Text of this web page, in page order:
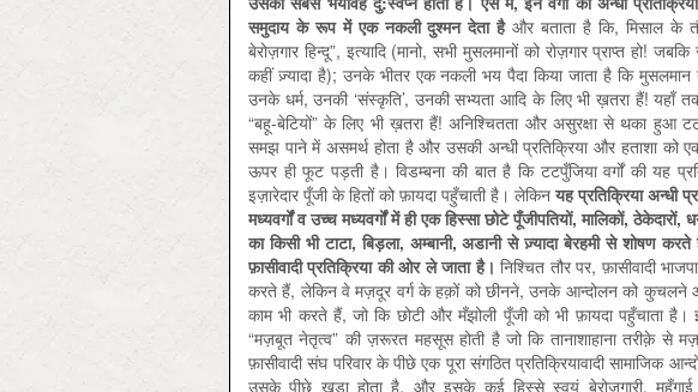
समुदाय के रूप में एक नकली दुश्मन देता हैऔर बताता है कि, मिसाल के
बेरोज़गार हिन्दू”, इत्यादि (मानो, सभी मुसलमानों को रोज़गार प्राप्त हो!
कहीं ज़्यादा है); उनके भीतर एक नकली भय पैदा किया जाता है कि
उनके धर्म, उनकी ‘संस्कृति’, उनकी सभ्यता आदि के लिए भी ख़तरा हैं! यहाँ
“बहू-बेटियों” के लिए भी ख़तरा हैं! अनिश्चितता और असुरक्षा से थका हुआ
समझ पाने में असमर्थ होता है और उसकी अन्धी प्रतिक्रिया और हताशा को
ऊपर ही फूट पड़ती है। विडम्बना की बात है कि टटपुँजिया वर्गों की यह
इज़ारेदार पूँजी के हितों को फ़ायदा पहुँचाती है। लेकिनयह प्रतिक्रिया अन्धी
मध्यवर्गों व उच्च मध्यवर्गों में ही एक हिस्सा छोटे पूँजीपतियों, मालिकों,
का किसी भी टाटा, बिड़ला, अम्बानी, अडानी से ज़्यादा बेरहमी से शोषण
फ़ासीवादी प्रतिक्रिया की ओर ले जाता है। निश्चित तौर पर, फ़ासीवादी
करते हैं, लेकिन वे मज़दूर वर्ग के हक़ों को छीनने, उनके आन्दोलन को
काम भी करते हैं, जो कि छोटी और मँझोली पूँजी को भी फ़ायदा पहुँचाता
“मज़बूत नेतृत्व” की ज़रूरत महसूस होती है जो कि तानाशाहाना तरीक़े से
फ़ासीवादी संघ परिवार के पीछे एक पूरा संगठित प्रतिक्रियावादी सामाजिक
उसके पीछे खड़ा होता है, और इसके कई हिस्से स्वयं बेरोज़गारी,